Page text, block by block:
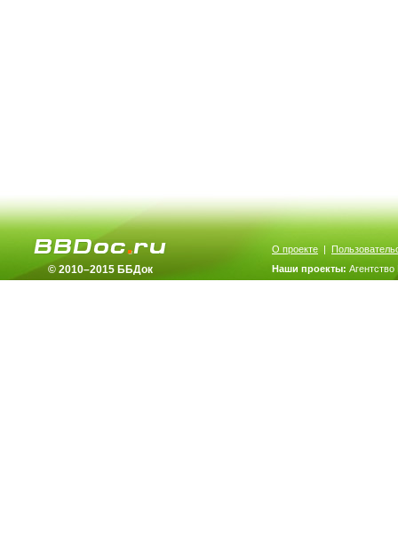
© 2010–2015 ББДок
О проекте |
Наши проекты: